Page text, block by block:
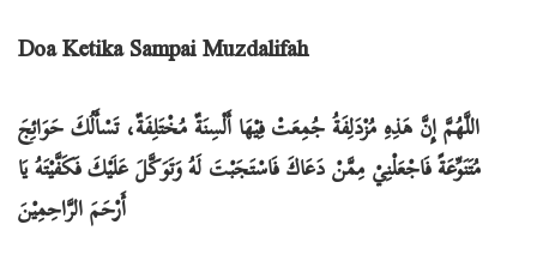
Doa Ketika Sampai Muzdalifah
اللَّهُمَّ إِنَّ هَذِهِ مُزْدَلِفَةُ جُمِعَتْ فِيْهَا أَلْسِنَةٌ مُخْتَلِفَةٌ، تَسْأَلُكَ حَوَائِجَ
مُتَنَوِّعَةً فَاجْعَلْنِيْ مِمَّنْ دَعَاكَ فَاسْتَجَبْتَ لَهُ وَتَوَكَّلَ عَلَيْكَ فَكَفَّيْتَهُ يَا
أَرْحَمَ الرَّاحِمِيْنَ